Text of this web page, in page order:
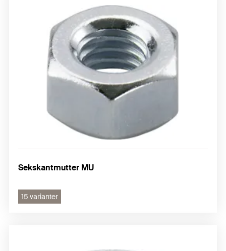
Sekskantmutter MU
15 varianter